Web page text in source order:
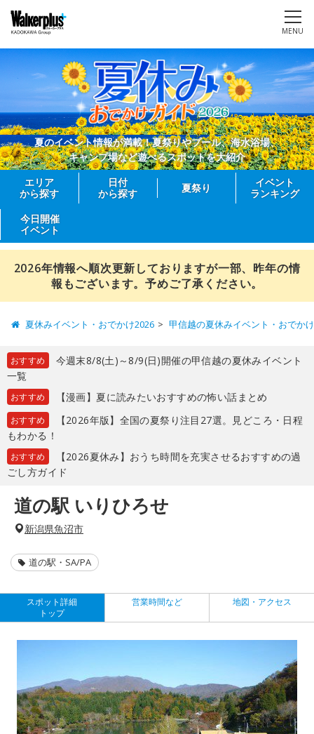
MENU
夏のイベント情報が満載！夏祭りやプール、海水浴場、
キャンプ場など遊べるスポットを大紹介
エリア
から探す
日付
から探す
夏祭り
イベント
ランキング
今日開催
イベント
2026年情報へ順次更新しておりますが一部、昨年の情
報もございます。予めご了承ください。
夏休みイベント・おでかけ2026 甲信越の夏休みイベント・おでか
おすすめ
今週末8/8(土)～8/9(日)開催の甲信越の夏休みイベント
一覧
おすすめ 【漫画】夏に読みたいおすすめの怖い話まとめ
おすすめ
【2026年版】全国の夏祭り注目27選。見どころ・日程
もわかる！
おすすめ
【2026夏休み】おうち時間を充実させるおすすめの過
ごし方ガイド
道の駅 いりひろせ
新潟県魚沼市
道の駅・SA/PA
スポット詳細
トップ
営業時間など 地図・アクセス